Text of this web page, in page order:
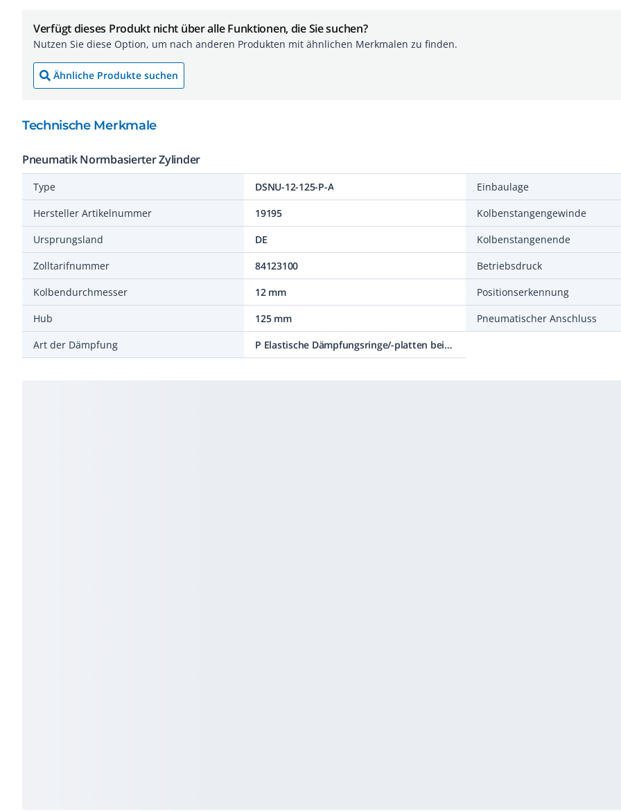
Verfügt dieses Produkt nicht über alle Funktionen, die Sie suchen?
Nutzen Sie diese Option, um nach anderen Produkten mit ähnlichen Merkmalen zu finden.
Ähnliche Produkte suchen
Technische Merkmale
Pneumatik Normbasierter Zylinder
Type
DSNU-12-125-P-A
Hersteller Artikelnummer
19195
Ursprungsland
DE
Zolltarifnummer
84123100
Kolbendurchmesser
12 mm
Hub
125 mm
Art der Dämpfung
P Elastische Dämpfungsringe/-platten beidseitig
Einbaulage
Kolbenstangengewinde
Kolbenstangenende
Betriebsdruck
Positionserkennung
Pneumatischer Anschluss